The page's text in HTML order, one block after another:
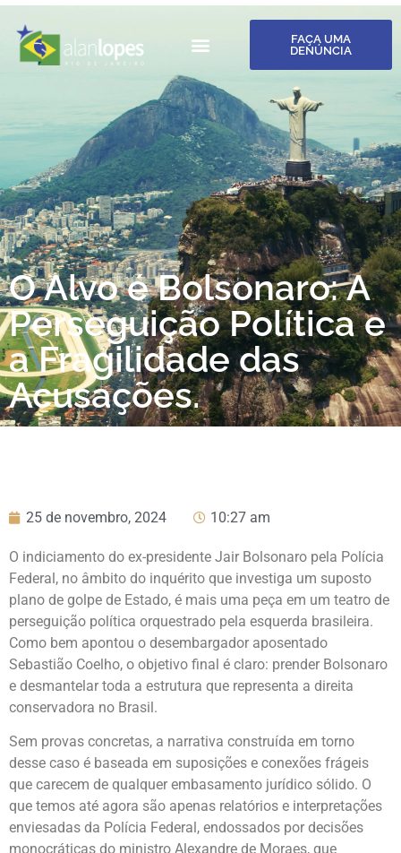
FAÇA UMA
DENÚNCIA
O Alvo é Bolsonaro: A
Perseguição Política e
a Fragilidade das
Acusações.
25 de novembro, 2024 10:27 am
O indiciamento do ex-presidente Jair Bolsonaro pela Polícia
Federal, no âmbito do inquérito que investiga um suposto
plano de golpe de Estado, é mais uma peça em um teatro de
perseguição política orquestrado pela esquerda brasileira.
Como bem apontou o desembargador aposentado
Sebastião Coelho, o objetivo final é claro: prender Bolsonaro
e desmantelar toda a estrutura que representa a direita
conservadora no Brasil.
Sem provas concretas, a narrativa construída em torno
desse caso é baseada em suposições e conexões frágeis
que carecem de qualquer embasamento jurídico sólido. O
que temos até agora são apenas relatórios e interpretações
enviesadas da Polícia Federal, endossados por decisões
monocráticas do ministro Alexandre de Moraes, que